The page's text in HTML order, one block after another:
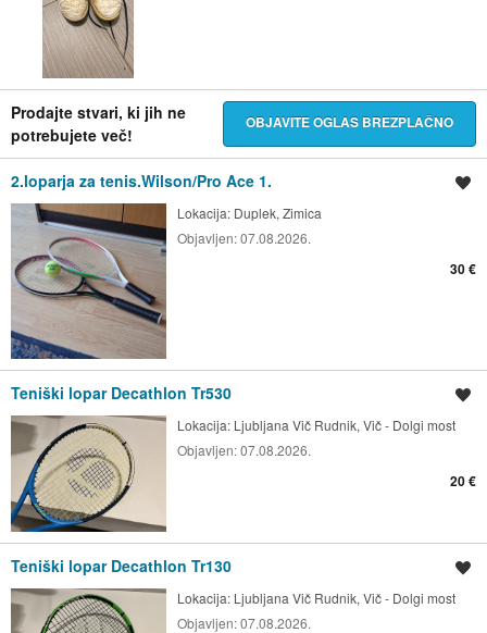
Prodajte stvari, ki jih ne
potrebujete več!
OBJAVITE OGLAS BREZPLAČNO
2.loparja za tenis.Wilson/Pro Ace 1.
Lokacija: Duplek, Zimica
Objavljen:07.08.2026.
30 €
Teniški lopar Decathlon Tr530
Lokacija: Ljubljana Vič Rudnik, Vič - Dolgi most
Objavljen:07.08.2026.
20 €
Teniški lopar Decathlon Tr130
Lokacija: Ljubljana Vič Rudnik, Vič - Dolgi most
Objavljen:07.08.2026.